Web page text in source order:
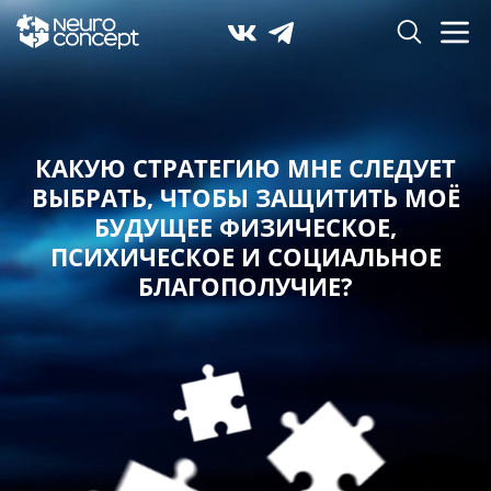
КАКУЮ СТРАТЕГИЮ МНЕ СЛЕДУЕТ
ВЫБРАТЬ,ЧТОБЫ ЗАЩИТИТЬ МОЁ
БУДУЩЕЕ ФИЗИЧЕСКОЕ,
ПСИХИЧЕСКОЕ И СОЦИАЛЬНОЕ
БЛАГОПОЛУЧИЕ?